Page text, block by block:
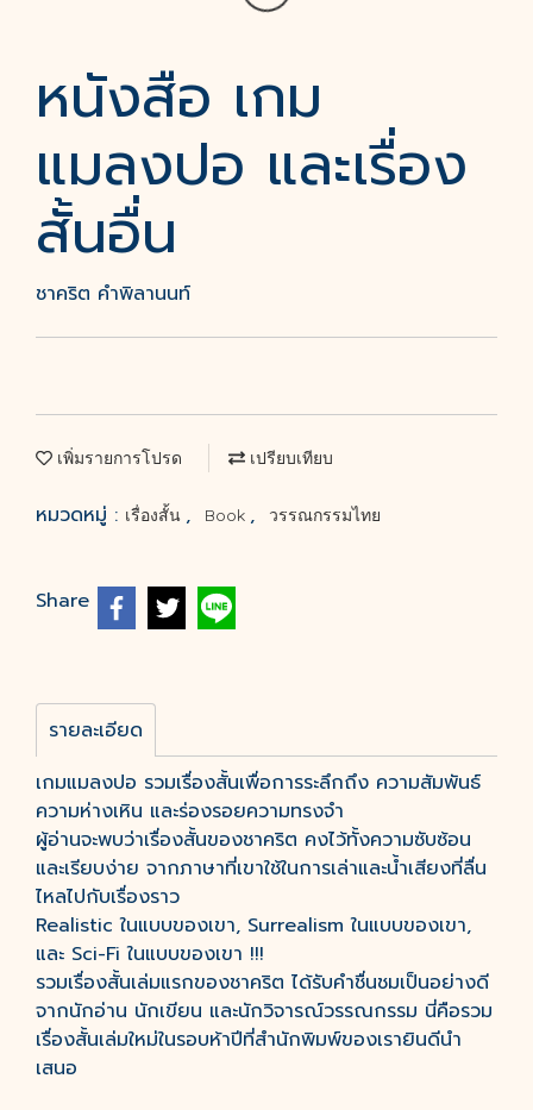
หนังสือ เกม
แมลงปอ และเรื่อง
สั้นอื่น
ชาคริต คำพิลานนท์
เพิ่มรายการโปรด เปรียบเทียบ
หมวดหมู่ : เรื่องสั้น , Book , วรรณกรรมไทย
Share
รายละเอียด
เกมแมลงปอ รวมเรื่องสั้นเพื่อการระลึกถึง ความสัมพันธ์
ความห่างเหิน และร่องรอยความทรงจำ
ผู้อ่านจะพบว่าเรื่องสั้นของชาคริต คงไว้ทั้งความซับซ้อน
และเรียบง่าย จากภาษาที่เขาใช้ในการเล่าและน้ำเสียงที่ลื่น
ไหลไปกับเรื่องราว
Realistic ในแบบของเขา, Surrealism ในแบบของเขา,
และ Sci-Fi ในแบบของเขา !!!
รวมเรื่องสั้นเล่มแรกของชาคริต ได้รับคำชื่นชมเป็นอย่างดี
จากนักอ่าน นักเขียน และนักวิจารณ์วรรณกรรม นี่คือรวม
เรื่องสั้นเล่มใหม่ในรอบห้าปีที่สำนักพิมพ์ของเรายินดีนำ
เสนอ